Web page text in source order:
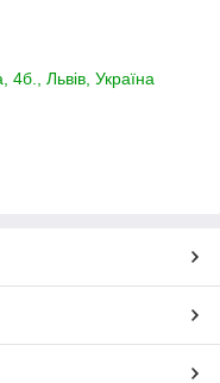
4б., Львів, Україна